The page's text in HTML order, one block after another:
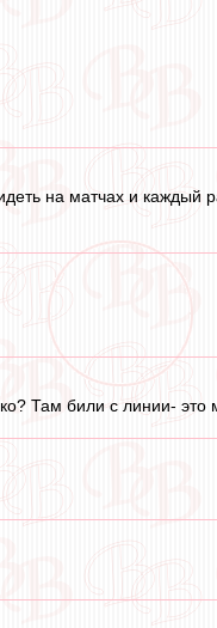
на матчах и каждый
Там били с линии-